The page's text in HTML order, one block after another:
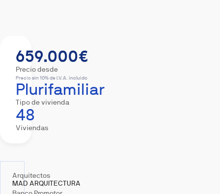
659.000€
Precio desde
Precio sin 10% de I.V.A. incluido
Plurifamiliar
Tipo de vivienda
48
Viviendas
Arquitectos
MAD ARQUITECTURA